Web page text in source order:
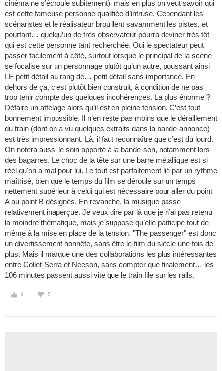
cinéma ne s’écroule subitement), mais en plus on veut savoir qui
est cette fameuse personne qualifiée d’intruse. Cependant les
scénaristes et le réalisateur brouillent savamment les pistes, et
pourtant… quelqu’un de très observateur pourra deviner très tôt
qui est cette personne tant recherchée. Oui le spectateur peut
passer facilement à côté, surtout lorsque le principal de la scène
se focalise sur un personnage plutôt qu’un autre, poussant ainsi
LE petit détail au rang de… petit détail sans importance. En
dehors de ça, c’est plutôt bien construit, à condition de ne pas
trop tenir compte des quelques incohérences. La plus énorme ?
Défaire un attelage alors qu’il est en pleine tension. C’est tout
bonnement impossible. Il n’en reste pas moins que le déraillement
du train (dont on a vu quelques extraits dans la bande-annonce)
est très impressionnant. Là, il faut reconnaître que c’est du lourd.
On notera aussi le soin apporté à la bande-son, notamment lors
des bagarres. Le choc de la tête sur une barre métallique est si
réel qu'on a mal pour lui. Le tout est parfaitement lié par un rythme
maîtrisé, bien que le temps du film se déroule sur un temps
nettement supérieur à celui qui est nécessaire pour aller du point
A au point B désignés. En revanche, la musique passe
relativement inaperçue. Je veux dire par là que je n’ai pas retenu
la moindre thématique, mais je suppose qu’elle participe tout de
même à la mise en place de la tension. "The passenger" est donc
un divertissement honnête, sans être le film du siècle une fois de
plus. Mais il marque une des collaborations les plus intéressantes
entre Collet-Serra et Neeson, sans compter que finalement… les
106 minutes passent aussi vite que le train file sur les rails.
6 5